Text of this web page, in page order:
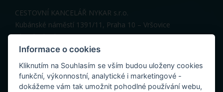
CESTOVNÍ KANCELÁŘ NYKAR s.r.o.
Kubánské náměstí 1391/11, Praha 10 – Vršovice
Hlavní vchod, 3 patro
Telefon: 603 150 317
Kancelář Praha:
nykar@nykar.cz
Penzion Cres (Melinka): cres@nykar.cz
Informace o cookies
Kliknutím na Souhlasím se vším budou uloženy cookies
funkční, výkonnostní, analytické i marketingové -
dokážeme vám tak umožnit pohodlné používání webu,